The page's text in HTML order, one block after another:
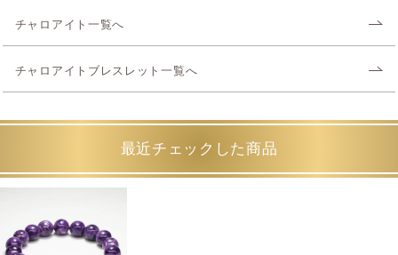
チャロアイト一覧へ
チャロアイトブレスレット一覧へ
最近チェックした商品